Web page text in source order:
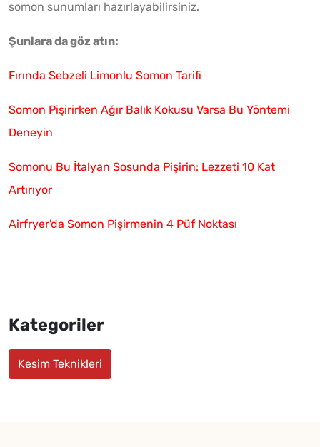
somon sunumları hazırlayabilirsiniz.
Şunlara da göz atın:
Fırında Sebzeli Limonlu Somon Tarifi
Somon Pişirirken Ağır Balık Kokusu Varsa Bu Yöntemi
Deneyin
Somonu Bu İtalyan Sosunda Pişirin: Lezzeti 10 Kat
Artırıyor
Airfryer'da Somon Pişirmenin 4 Püf Noktası
Kategoriler
Kesim Teknikleri